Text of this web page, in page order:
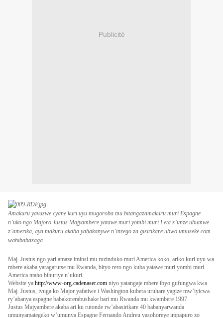
Publicité
Amakuru yavuzwe cyane kuri uyu mugoroba mu bitangazamakuru muri Espagne
n’uko ngo Majoro Justus Majyambere yatawe muri yombi muri Leta z’unze ubumwe
z’amerika, aya makuru akaba yahakanywe n’inzego za gisirikare ubwo umuseke.com
wabibabazaga.
Maj. Justus ngo yari amaze iminsi mu ruzinduko muri America koko, ariko kuri uyu wa
mbere akaba yaragarutse mu Rwanda, bityo rero ngo kuba yatawe muri yombi muri
America ntaho bihuriye n’ukuri.
Website ya http://www-org.cadenaser.com niyo yatangaje mbere ibyo gufungwa kwa
Maj. Justus, ivuga ko Major yafatiwe i Washington kubera uruhare yagize mw’iyicwa
ry’abanya espagne babakorerabushake bari mu Rwanda mu kwambere 1997.
Justus Majyambere akaba ari ku rutonde rw’abasirikare 40 babanyarwanda
umunyamategeko w’umunya Espagne Fernando Andreu yasohoreye impapuro zo